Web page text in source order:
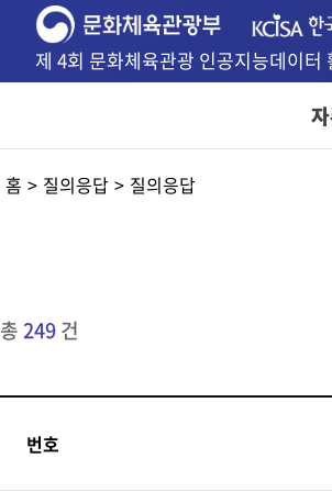
제 4회 문화체육관광 인공지능데이터
홈 질의응답 질의응답
총249건
번호